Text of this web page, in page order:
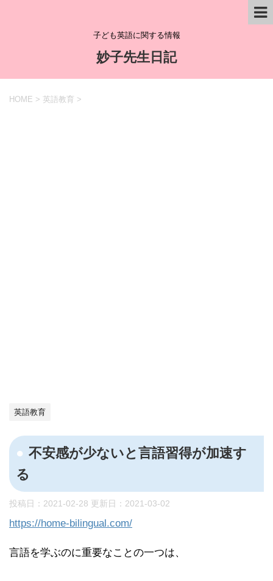
子ども英語に関する情報
妙子先生日記
HOME > 英語教育 >
英語教育
不安感が少ないと言語習得が加速す
る
投稿日：2021-02-28 更新日： 2021-03-02
https://home-bilingual.com/
言語を学ぶのに重要なことの一つは、